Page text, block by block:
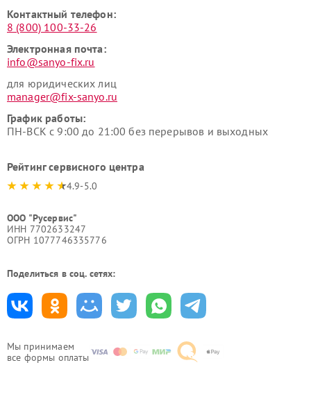
Мы принимаем
все формы оплаты
Контактный телефон:
8 (800) 100-33-26
Электронная почта:
info@sanyo-fix.ru
для юридических лиц
manager@fix-sanyo.ru
График работы:
ПН-ВСК с 9:00 до 21:00 без перерывов и выходных
Рейтинг сервисного центра
4.9-5.0
ООО "Русервис"
ИНН 7702633247
ОГРН 1077746335776
Поделиться в соц. сетях: